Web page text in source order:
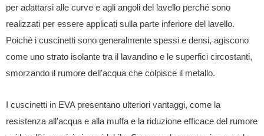
per adattarsi alle curve e agli angoli del lavello perché sono
realizzati per essere applicati sulla parte inferiore del lavello.
Poiché i cuscinetti sono generalmente spessi e densi, agiscono
come uno strato isolante tra il lavandino e le superfici circostanti,
smorzando il rumore dell'acqua che colpisce il metallo.
I cuscinetti in EVA presentano ulteriori vantaggi, come la
resistenza all'acqua e alla muffa e la riduzione efficace del rumore